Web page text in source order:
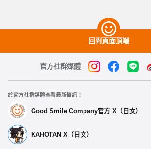
回到頁面頂端
官方社群媒體
於官方社群媒體查看最新資訊！
Good Smile Company官方 X（日文）
KAHOTAN X（日文）